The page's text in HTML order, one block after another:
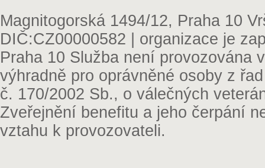
Magnitogorská 1494/12, Praha 10
DIČ:CZ00000582 | organizace je
Praha 10 Služba není provozována
výhradně pro oprávněné osoby z
č. 170/2002 Sb., o válečných
Zveřejnění benefitu a jeho čerpání
vztahu k provozovateli.